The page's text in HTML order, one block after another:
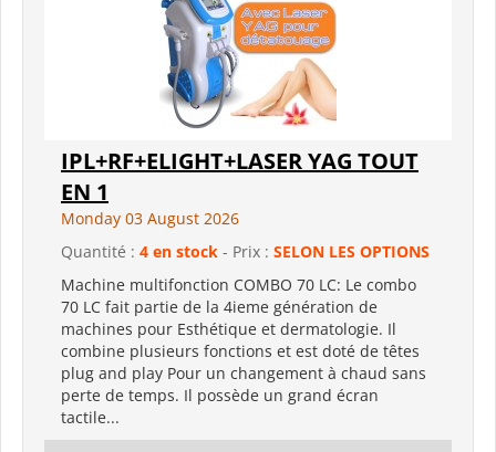
IPL+RF+ELIGHT+LASER YAG TOUT
EN 1
Monday 03 August 2026
Quantité : 4 en stock - Prix : SELON LES OPTIONS
Machine multifonction COMBO 70 LC: Le combo
70 LC fait partie de la 4ieme génération de
machines pour Esthétique et dermatologie. Il
combine plusieurs fonctions et est doté de têtes
plug and play Pour un changement à chaud sans
perte de temps. Il possède un grand écran
tactile...